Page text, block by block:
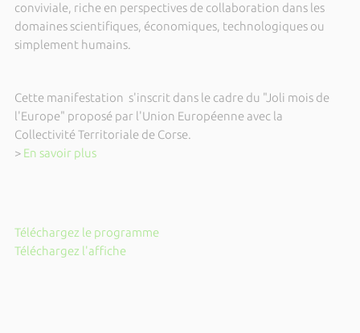
conviviale, riche en perspectives de collaboration dans les
domaines scientifiques, économiques, technologiques ou
simplement humains.
Cette manifestation s'inscrit dans le cadre du "Joli mois de
l'Europe" proposé par l'Union Européenne avec la
Collectivité Territoriale de Corse.
> En savoir plus
Téléchargez le programme
Téléchargez l'affiche